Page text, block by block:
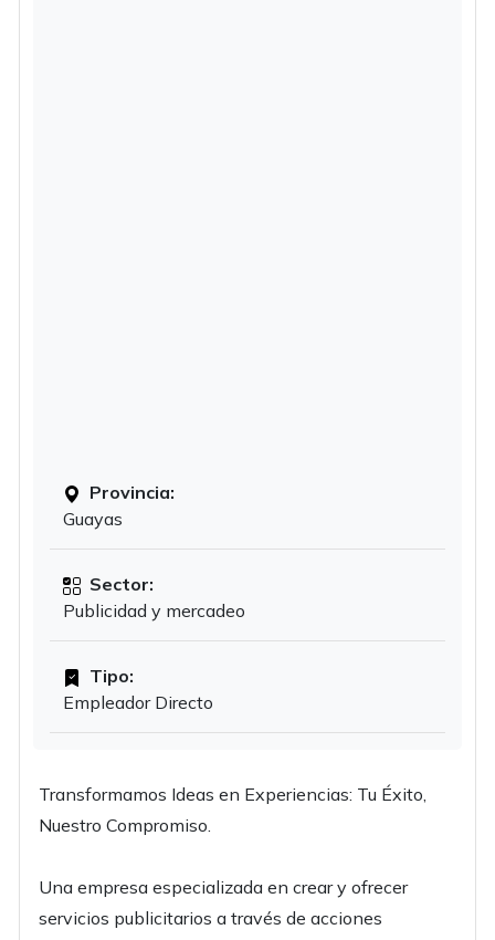
Provincia:
Guayas
Sector:
Publicidad y mercadeo
Tipo:
Empleador Directo
Transformamos Ideas en Experiencias: Tu Éxito,
Nuestro Compromiso.
Una empresa especializada en crear y ofrecer
servicios publicitarios a través de acciones